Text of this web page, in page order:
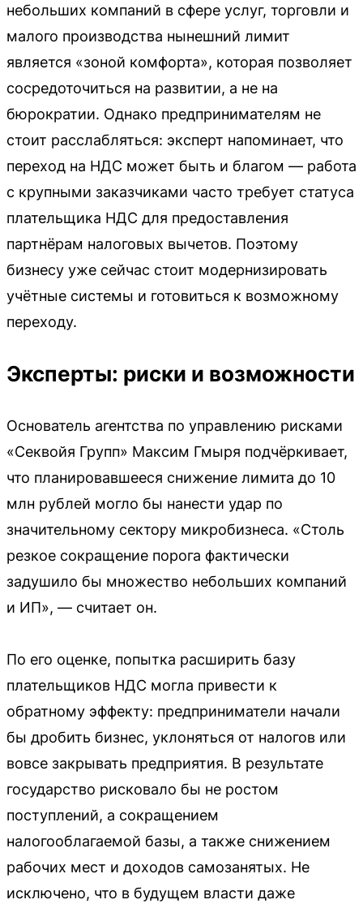
небольших компаний в сфере услуг, торговли и
малого производства нынешний лимит
является «зоной комфорта», которая позволяет
сосредоточиться на развитии, а не на
бюрократии. Однако предпринимателям не
стоит расслабляться: эксперт напоминает, что
переход на НДС может быть и благом — работа
с крупными заказчиками часто требует статуса
плательщика НДС для предоставления
партнёрам налоговых вычетов. Поэтому
бизнесу уже сейчас стоит модернизировать
учётные системы и готовиться к возможному
переходу.
Эксперты: риски и возможности
Основатель агентства по управлению рисками
«Секвойя Групп» Максим Гмыря подчёркивает,
что планировавшееся снижение лимита до 10
млн рублей могло бы нанести удар по
значительному сектору микробизнеса. «Столь
резкое сокращение порога фактически
задушило бы множество небольших компаний
и ИП», — считает он.
По его оценке, попытка расширить базу
плательщиков НДС могла привести к
обратному эффекту: предприниматели начали
бы дробить бизнес, уклоняться от налогов или
вовсе закрывать предприятия. В результате
государство рисковало бы не ростом
поступлений, а сокращением
налогооблагаемой базы, а также снижением
рабочих мест и доходов самозанятых. Не
исключено, что в будущем власти даже